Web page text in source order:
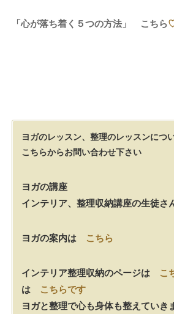
「心が落ち着く５つの方法」 こちら
ヨガのレッスン、整理のレッスンにつ
こちらからお問い合わせ下さい
ヨガの講座
インテリア、整理収納講座の生徒さ
ヨガの案内は こちら
インテリア整理収納のページは こ
は こちらです
ヨガと整理で心も身体も整えていき